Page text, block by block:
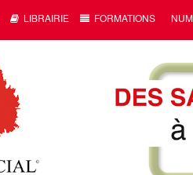
LIBRAIRIE FORMATIONS